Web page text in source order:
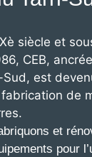
siècle et
CEB,
est
de
et
pour